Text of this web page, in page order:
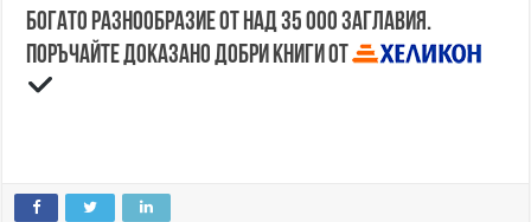
Богато разнообразие от над 35 000 заглавия.
Поръчайте доказано добри книги от